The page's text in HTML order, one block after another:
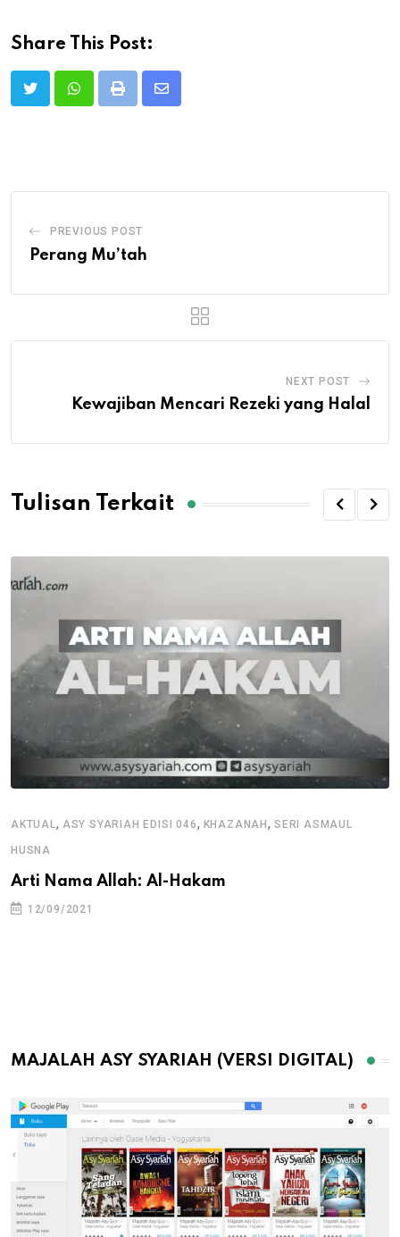
Share This Post:
Print
Share
PREVIOUS POST
Perang Mu’tah
NEXT POST
Kewajiban Mencari Rezeki yang Halal
Tulisan Terkait
AKTUAL, ASY SYARIAH EDISI 046, KHAZANAH,SERI ASMAUL
HUSNA
Arti Nama Allah: Al-Hakam
12/09/2021
MAJALAH ASY SYARIAH (VERSI DIGITAL)